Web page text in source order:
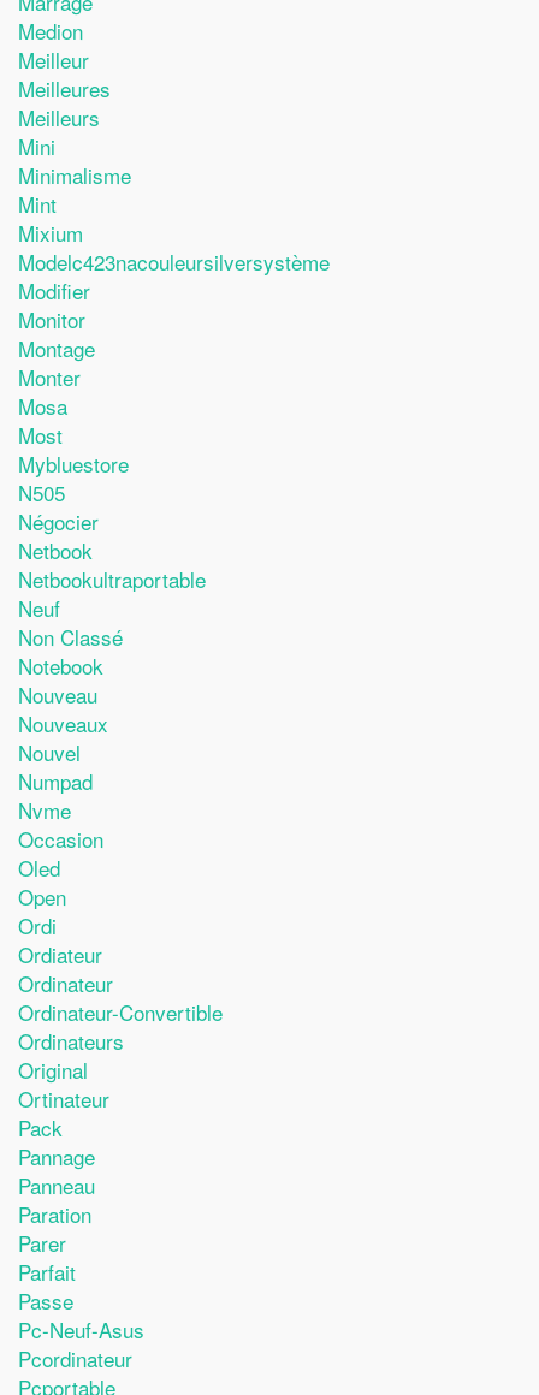
Medion
Meilleur
Meilleures
Meilleurs
Mini
Minimalisme
Mint
Mixium
Modelc423nacouleursilversystème
Modifier
Monitor
Montage
Monter
Mosa
Most
Mybluestore
N505
Négocier
Netbook
Netbookultraportable
Neuf
Non Classé
Notebook
Nouveau
Nouveaux
Nouvel
Numpad
Nvme
Occasion
Oled
Open
Ordi
Ordiateur
Ordinateur
Ordinateur-Convertible
Ordinateurs
Original
Ortinateur
Pack
Pannage
Panneau
Paration
Parer
Parfait
Passe
Pc-Neuf-Asus
Pcordinateur
Pcportable